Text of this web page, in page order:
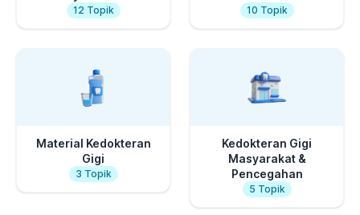
12 Topik 10 Topik
Material Kedokteran
Gigi
3 Topik
Kedokteran Gigi
Masyarakat &
Pencegahan
5 Topik